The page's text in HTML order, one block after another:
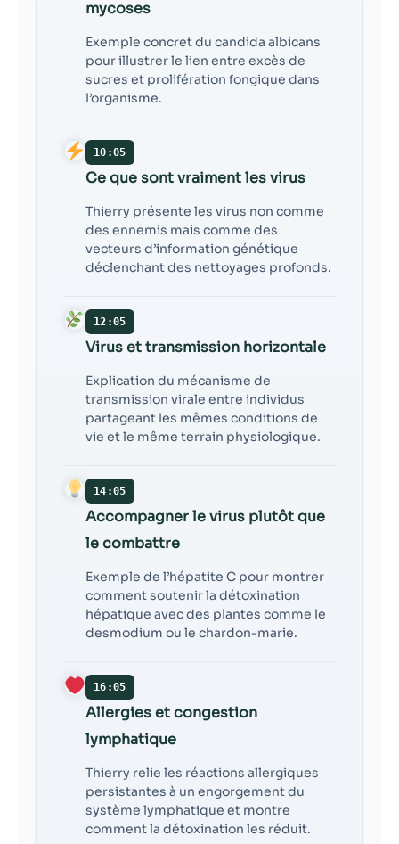
mycoses
Exemple concret du candida albicans
pour illustrer le lien entre excès de
sucres et prolifération fongique dans
l’organisme.
10:05
Ce que sont vraiment les virus
Thierry présente les virus non comme
des ennemis mais comme des
vecteurs d’information génétique
déclenchant des nettoyages profonds.
12:05
Virus et transmission horizontale
Explication du mécanisme de
transmission virale entre individus
partageant les mêmes conditions de
vie et le même terrain physiologique.
14:05
Accompagner le virus plutôt que
le combattre
Exemple de l’hépatite C pour montrer
comment soutenir la détoxination
hépatique avec des plantes comme le
desmodium ou le chardon-marie.
16:05
Allergies et congestion
lymphatique
Thierry relie les réactions allergiques
persistantes à un engorgement du
système lymphatique et montre
comment la détoxination les réduit.